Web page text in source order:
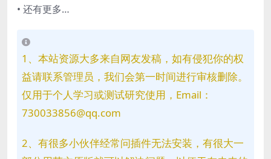
• 还有更多…
1、本站资源大多来自网友发稿，如有侵犯你的权
益请联系管理员，我们会第一时间进行审核删除。
仅用于个人学习或测试研究使用，Email：
730033856@qq.com
2、有很多小伙伴经常问插件无法安装，有很大一